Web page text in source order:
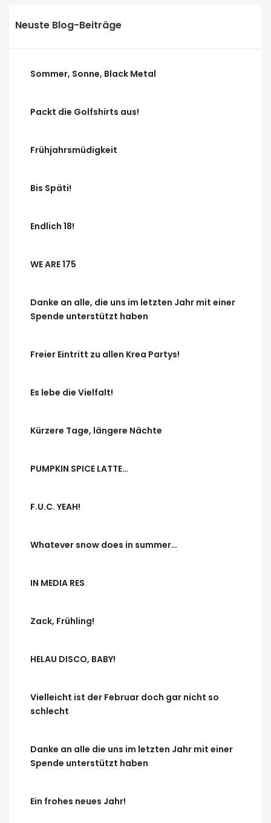
Neuste Blog-Beiträge
Sommer, Sonne, Black Metal
Packt die Golfshirts aus!
Frühjahrsmüdigkeit
Bis Späti!
Endlich 18!
WE ARE 175
Danke an alle, die uns im letzten Jahr mit einer
Spende unterstützt haben
Freier Eintritt zu allen Krea Partys!
Es lebe die Vielfalt!
Kürzere Tage, längere Nächte
PUMPKIN SPICE LATTE…
F.U.C. YEAH!
Whatever snow does in summer…
IN MEDIA RES
Zack, Frühling!
HELAU DISCO, BABY!
Vielleicht ist der Februar doch gar nicht so
schlecht
Danke an alle die uns im letzten Jahr mit einer
Spende unterstützt haben
Ein frohes neues Jahr!